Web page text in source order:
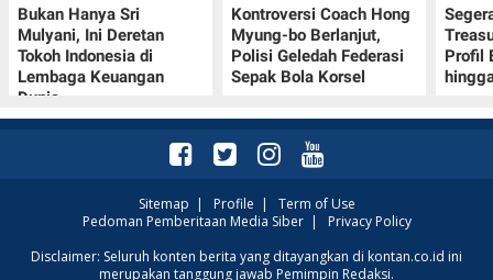
Bukan Hanya Sri
Mulyani, Ini Deretan
Tokoh Indonesia di
Lembaga Keuangan
Dunia
Kontroversi Coach Hong
Myung-bo Berlanjut,
Polisi Geledah Federasi
Sepak Bola Korsel
Profil
Sitemap | Profile | Term of Use
Pedoman Pemberitaan Media Siber| Privacy Policy
Disclaimer: Seluruh konten berita yang ditayangkan di kontan.co.id ini
merupakan tanggung jawab Pemimpin Redaksi.